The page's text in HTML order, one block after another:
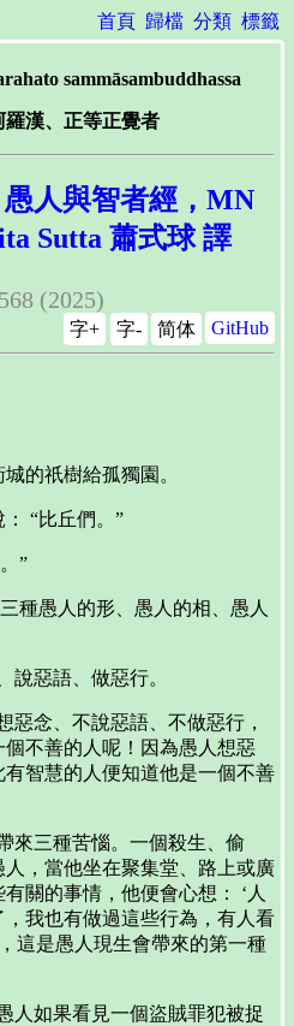
首頁 歸檔 分類 標籤
sammāsambuddhassa
羅漢、正等正覺者
愚人與智者經，MN
Sutta 蕭式球 譯
(2025)
GitHub
简体
字+ 字-
的祇樹給孤獨園。
“比丘們。”
”
愚人的形、愚人的相、愚人
惡語、做惡行。
念、不說惡語、不做惡行，
不善的人呢！因為愚人想惡
智慧的人便知道他是一個不善
三種苦惱。一個殺生、偷
，當他坐在聚集堂、路上或廣
關的事情，他便會心想： ‘人
我也有做過這些行為，有人看
這是愚人現生會帶來的第一種
如果看見一個盜賊罪犯被捉